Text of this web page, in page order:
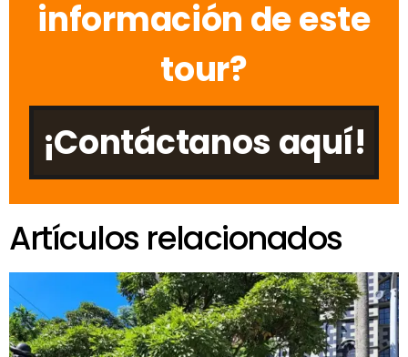
información de este
tour?
¡Contáctanos aquí!
Artículos relacionados